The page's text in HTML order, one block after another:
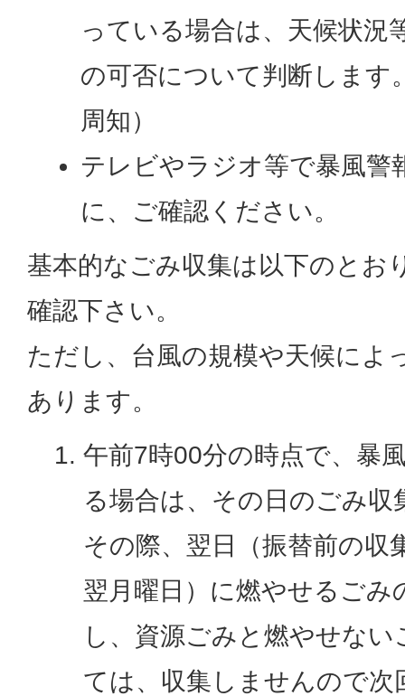
っている場合は、天候状況
の可否について判断します
周知）
テレビやラジオ等で暴風警
に、ご確認ください。
基本的なごみ収集は以下のとお
確認下さい。
ただし、台風の規模や天候によ
あります。
午前7時00分の時点で、暴
る場合は、その日のごみ収
その際、翌日（振替前の収
翌月曜日）に燃やせるごみ
し、資源ごみと燃やせな
ては、収集しませんので次